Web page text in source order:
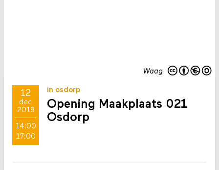
Waag
12
dec
2019
14:00
17:00
in osdorp
Opening Maakplaats 021
Osdorp